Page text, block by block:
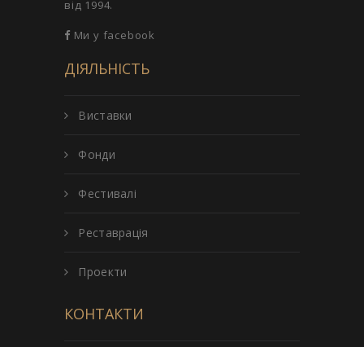
від 1994.
Ми у facebook
ДІЯЛЬНІСТЬ
Виставки
Фонди
Фестивалі
Реставрація
Проекти
КОНТАКТИ